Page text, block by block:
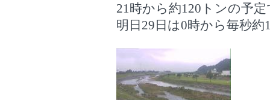
21時から約120トンの予
明日29日は0時から毎秒